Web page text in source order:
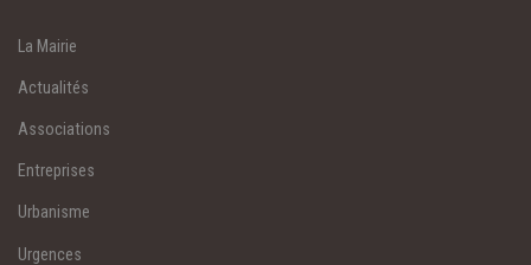
La Mairie
Actualités
Associations
Entreprises
Urbanisme
Urgences